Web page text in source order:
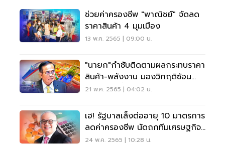
ช่วยค่าครองชีพ "พาณิชย์" จัดลด
ราคาสินค้า 4 มุมเมือง
13 พ.ค. 2565 | 09:00 น.
"นายก"กำชับติดตามผลกระทบราคา
สินค้า-พลังงาน มองวิกฤติซ้อน
วิกฤติยืดเยื้อ
21 พ.ค. 2565 | 04:02 น.
เฮ! รัฐบาลเล็งต่ออายุ 10 มาตรการ
ลดค่าครองชีพ นัดถกทีมเศรษฐกิจ
หาข้อสรุป
24 พ.ค. 2565 | 10:28 น.